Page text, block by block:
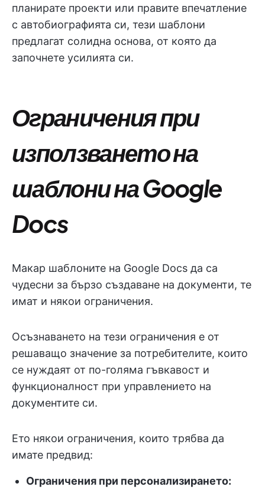
планирате проекти или правите впечатление
с автобиографията си, тези шаблони
предлагат солидна основа, от която да
започнете усилията си.
Ограничения при
използването на
шаблони на Google
Docs
Макар шаблоните на Google Docs да са
чудесни за бързо създаване на документи, те
имат и някои ограничения.
Осъзнаването на тези ограничения е от
решаващо значение за потребителите, които
се нуждаят от по-голяма гъвкавост и
функционалност при управлението на
документите си.
Ето някои ограничения, които трябва да
имате предвид:
Ограничения при персонализирането: